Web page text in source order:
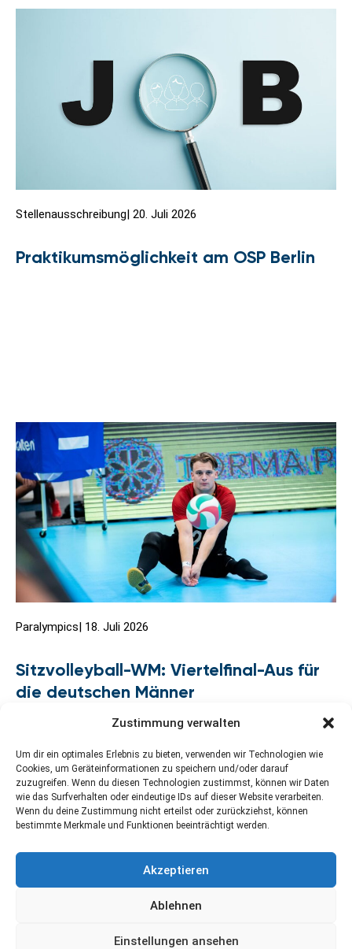
Zustimmung verwalten
Um dir ein optimales Erlebnis zu bieten, verwenden wir Technologien wie
Cookies, um Geräteinformationen zu speichern und/oder darauf
zuzugreifen. Wenn du diesen Technologien zustimmst, können wir Daten
wie das Surfverhalten oder eindeutige IDs auf dieser Website verarbeiten.
Wenn du deine Zustimmung nicht erteilst oder zurückziehst, können
bestimmte Merkmale und Funktionen beeinträchtigt werden.
Akzeptieren
Ablehnen
Einstellungen ansehen
Stellenausschreibung| 20. Juli 2026
Praktikumsmöglichkeit am OSP Berlin
Paralympics| 18. Juli 2026
Sitzvolleyball-WM: Viertelfinal-Aus für
die deutschen Männer